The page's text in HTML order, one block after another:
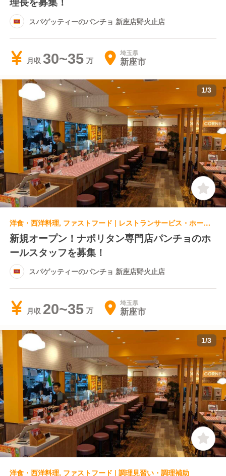
スパゲッティーのパンチョ 新座店野火止店
月収 30~35 埼玉県
新座市
1/3
洋食・西洋料理, ファストフード | レストランサービス・ホールスタッフ
新規オープン！ナポリタン専門店パンチョのホ
ールスタッフを募集！
スパゲッティーのパンチョ 新座店野火止店
月収 20~35 埼玉県
新座市
1/3
洋食・西洋料理, ファストフード | 調理見習い・調理補助